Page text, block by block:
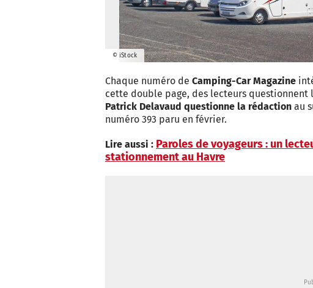
© iStock
Chaque numéro de Camping-Car Magazine
cette double page, des lecteurs questionnent
Patrick Delavaud questionne la rédaction au
numéro 393 paru en février.
Lire aussi : Paroles de voyageurs : un
stationnement au Havre